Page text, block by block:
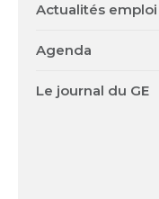
Actualités emploi
Agenda
Le journal du GE